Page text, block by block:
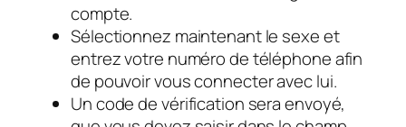
compte.
Sélectionnez maintenant le sexe et
entrez votre numéro de téléphone afin
de pouvoir vous connecter avec lui.
Un code de vérification sera envoyé,